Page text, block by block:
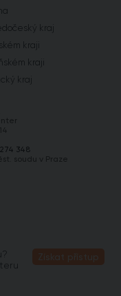
kraj
kraji
kraji
kraj
348
Získat přístup